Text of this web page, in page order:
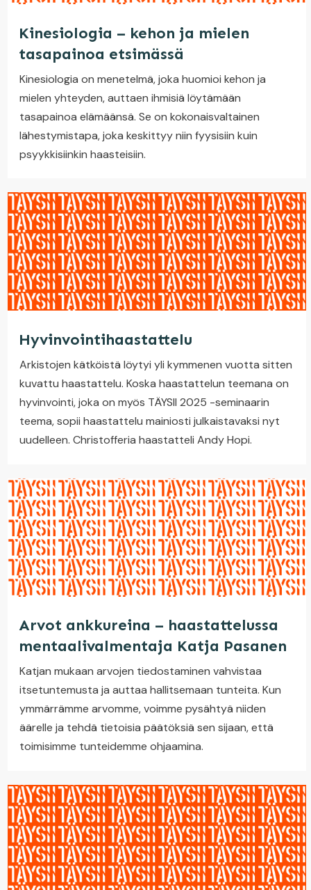
Kinesiologia – kehon ja mielen
tasapainoa etsimässä
Kinesiologia on menetelmä, joka huomioi kehon ja
mielen yhteyden, auttaen ihmisiä löytämään
tasapainoa elämäänsä. Se on kokonaisvaltainen
lähestymistapa, joka keskittyy niin fyysisiin kuin
psyykkisiinkin haasteisiin.
Hyvinvointihaastattelu
Arkistojen kätköistä löytyi yli kymmenen vuotta sitten
kuvattu haastattelu. Koska haastattelun teemana on
hyvinvointi, joka on myös TÄYSII 2025 -seminaarin
teema, sopii haastattelu mainiosti julkaistavaksi nyt
uudelleen. Christofferia haastatteli Andy Hopi.
Arvot ankkureina – haastattelussa
mentaalivalmentaja Katja Pasanen
Katjan mukaan arvojen tiedostaminen vahvistaa
itsetuntemusta ja auttaa hallitsemaan tunteita. Kun
ymmärrämme arvomme, voimme pysähtyä niiden
äärelle ja tehdä tietoisia päätöksiä sen sijaan, että
toimisimme tunteidemme ohjaamina.